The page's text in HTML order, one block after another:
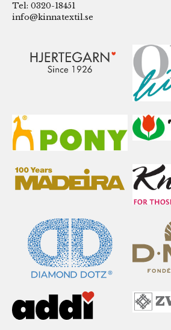
Tel: 0320-18451
info@kinnatextil.se